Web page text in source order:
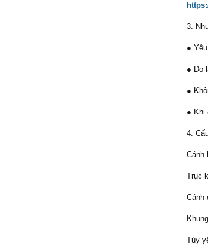
3.
●
● Do
●
● Khi
4.
Cánh
Trục
Cánh
Tùy